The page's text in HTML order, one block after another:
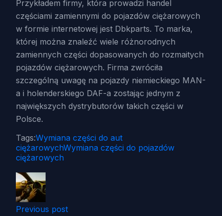
Przykładem firmy, która prowadzi handel
częściami zamiennymi do pojazdów ciężarowych
w formie internetowej jest Dbkparts. To marka,
której można znaleźć wiele różnorodnych
zamiennych części dopasowanych do rozmaitych
pojazdów ciężarowych. Firma zwróciła
szczególną uwagę na pojazdy niemieckiego MAN-
a i holenderskiego DAF-a zostając jednym z
największych dystrybutorów takich części w
Polsce.
Tags:Wymiana części do aut
ciężarowychWymiana części do pojazdów
ciężarowych
Previous post